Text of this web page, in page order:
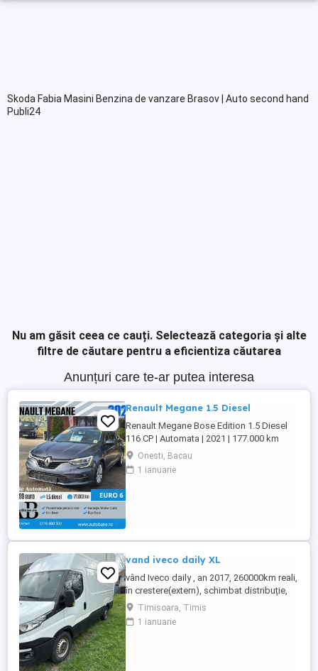
Skoda Fabia Masini Benzina de vanzare Brasov | Auto second hand
Publi24
Nu am găsit ceea ce cauți. Selectează categoria și alte
filtre de căutare pentru a eficientiza căutarea
Anunțuri care te-ar putea interesa
Renault Megane 1.5 Diesel
Renault Megane Bose Edition 1.5 Diesel
116 CP | Automata | 2021 | 177.000 km
Diesel | Break | Euro 6 | Pret: 12.999 Dotari
Premium Line: Dublu Climatronic +
navigatie mare Faruri LED Pure Vision +
Onesti, Bacau
1 ianuarie
vand iveco daily XL
vând Iveco daily , an 2017, 260000km reali,
în crestere(extern), schimbat distribuție,
ambreiaj,discuri frâna plăcuțe , revizie
completă ,stare f. bună ,140 Cp, climă
funcțională senzori parcare ,import
Timisoara, Timis
1 ianuarie